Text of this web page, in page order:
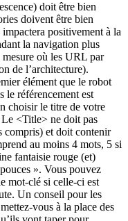
doit être bien
doivent être bien
positivement à la
la navigation plus
où les URL par
de l’architecture).
élément que le robot
le référencement est
choisir le titre de votre
<Title> ne doit pas
compris) et doit contenir
au moins 4 mots, 5 si
fantaisie rouge (et)
». Vous pouvez
mot-clé si celle-ci est
Un conseil pour les
vous à la place des